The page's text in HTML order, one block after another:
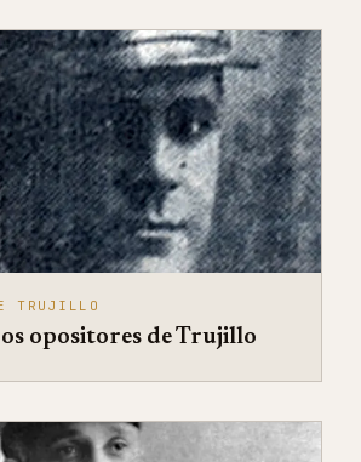
TRUJILLO
opositores de Trujillo